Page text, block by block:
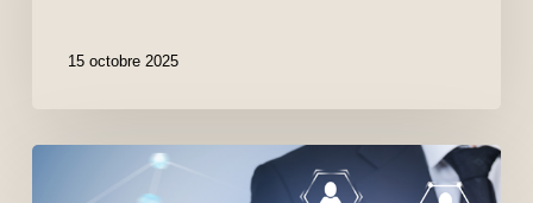
15 octobre 2025